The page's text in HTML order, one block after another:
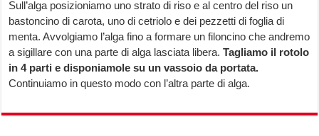
Sull’alga posizioniamo uno strato di riso e al centro del riso un
bastoncino di carota, uno di cetriolo e dei pezzetti di foglia di
menta. Avvolgiamo l’alga fino a formare un filoncino che andremo
a sigillare con una parte di alga lasciata libera.Tagliamo il rotolo
in 4 parti e disponiamole su un vassoio da portata.
Continuiamo in questo modo con l’altra parte di alga.